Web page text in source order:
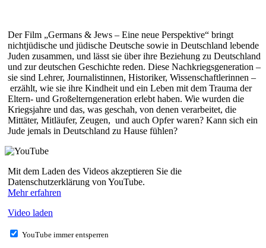
Der Film „Germans & Jews – Eine neue Perspektive“ bringt
nichtjüdische und jüdische Deutsche sowie in Deutschland lebende
Juden zusammen, und lässt sie über ihre Beziehung zu Deutschland
und zur deutschen Geschichte reden. Diese Nachkriegsgeneration –
sie sind Lehrer, Journalistinnen, Historiker, Wissenschaftlerinnen –
erzählt, wie sie ihre Kindheit und ein Leben mit dem Trauma der
Eltern- und Großelterngeneration erlebt haben. Wie wurden die
Kriegsjahre und das, was geschah, von denen verarbeitet, die
Mittäter, Mitläufer, Zeugen, und auch Opfer waren? Kann sich ein
Jude jemals in Deutschland zu Hause fühlen?
Mit dem Laden des Videos akzeptieren Sie die
Datenschutzerklärung von YouTube.
Mehr erfahren
Video laden
YouTube immer entsperren